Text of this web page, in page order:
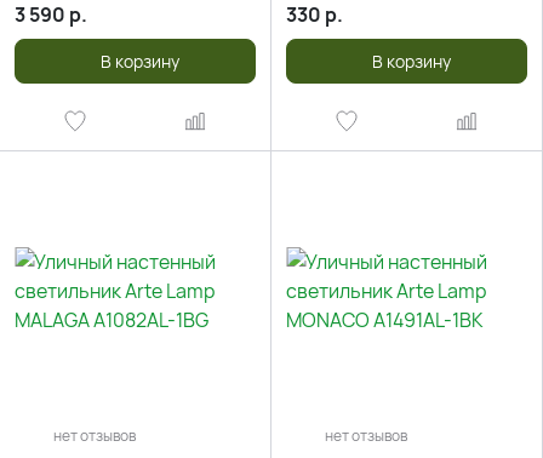
3 590 р.
В корзину
330 р.
В корзину
нет отзывов нет отзывов